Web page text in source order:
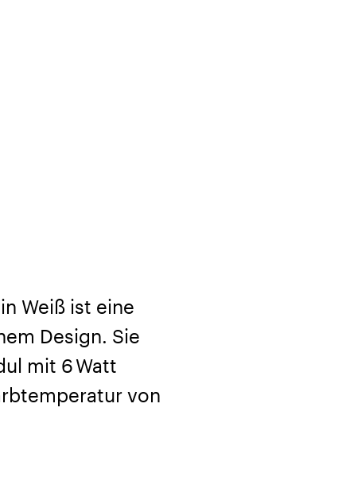
Weiß ist eine
Design. Sie
mit 6 Watt
von